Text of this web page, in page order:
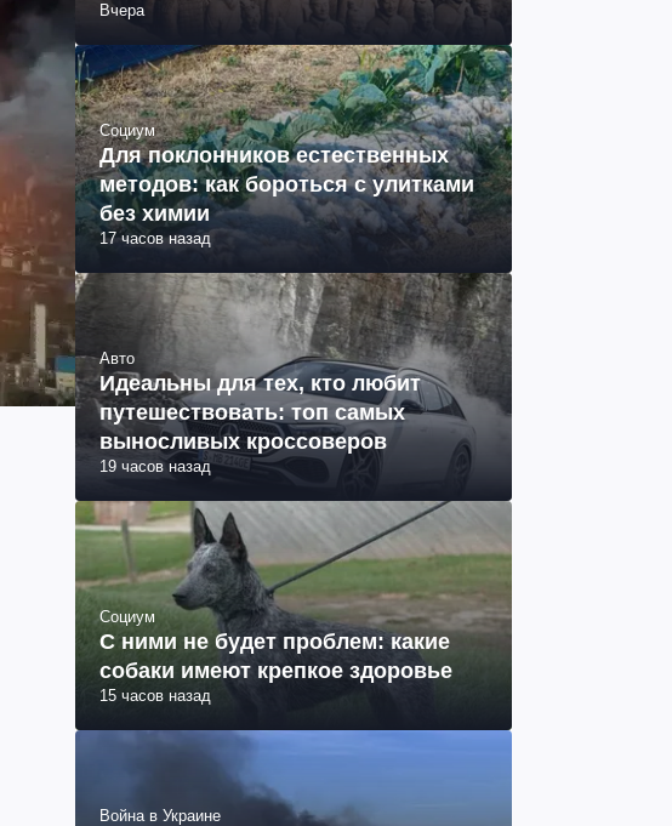
образовались (фото)
Вчера
Социум
Для поклонников естественных
методов: как бороться с улитками
без химии
17 часов назад
Авто
Идеальны для тех, кто любит
путешествовать: топ самых
выносливых кроссоверов
19 часов назад
Социум
С ними не будет проблем: какие
собаки имеют крепкое здоровье
15 часов назад
Война в Украине